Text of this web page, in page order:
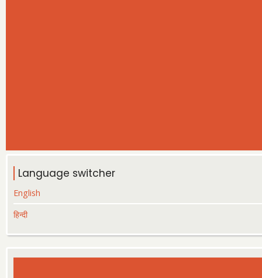
Language switcher
English
हिन्दी